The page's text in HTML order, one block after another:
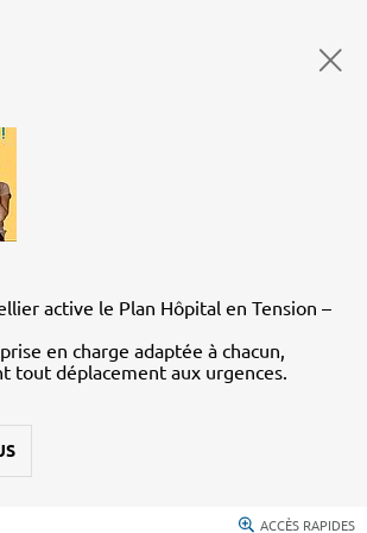
active le Plan Hôpital en Tension –
en charge adaptée à chacun,
tout déplacement aux urgences.
ACCÈS RAPIDES